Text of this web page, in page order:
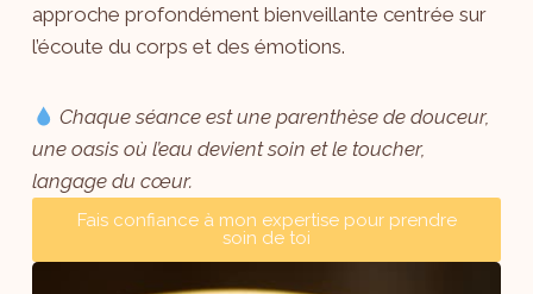
approche profondément bienveillante centrée sur
l’écoute du corps et des émotions.
Chaque séance est une parenthèse de douceur,
une oasis où l’eau devient soin et le toucher,
langage du cœur.
Fais confiance à mon expertise pour prendre
soin de toi